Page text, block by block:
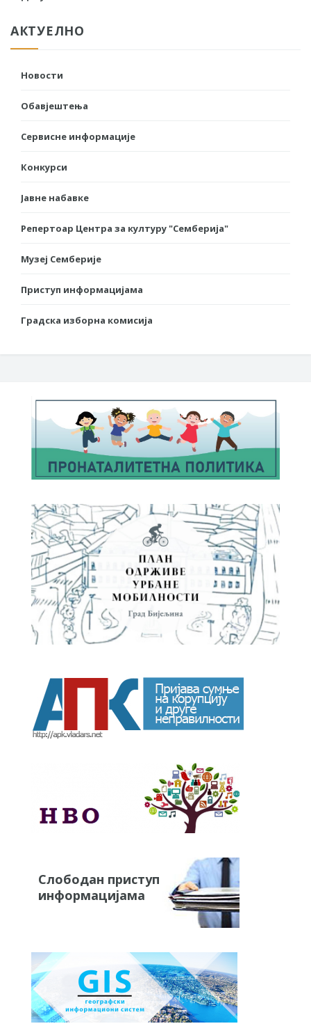
АКТУЕЛНО
Новости
Обавјештења
Сервисне информације
Конкурси
Јавне набавке
Репертоар Центра за културу "Семберија"
Музеј Семберије
Приступ информацијама
Градска изборна комисија
Слободан приступ
информацијама